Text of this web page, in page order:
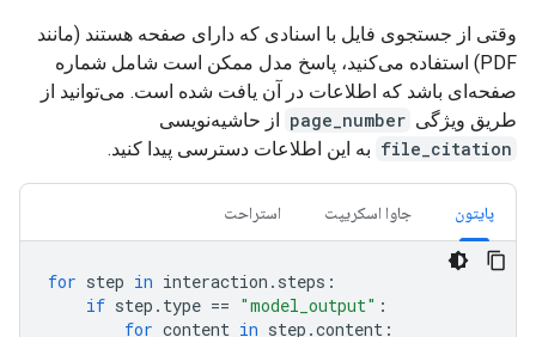
وقتی از جستجوی فایل با اسنادی که دارای صفحه هستند (مانند
PDF) استفاده می‌کنید، پاسخ مدل ممکن است شامل شماره
صفحه‌ای باشد که اطلاعات در آن یافت شده است. می‌توانید از
طریق ویژگی page_number از حاشیه‌نویسی
file_citation به این اطلاعات دسترسی پیدا کنید.
پایتون جاوا اسکریپت استراحت
for step in interaction . steps :
if step . type == "model_output" :
for content in step .content :